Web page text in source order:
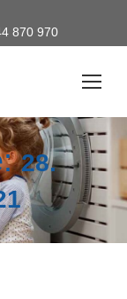
870 970
28.